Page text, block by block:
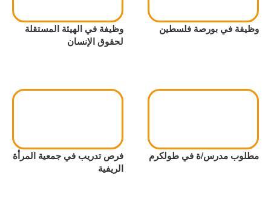
وظيفة في بورصة فلسطين
وظيفة في الهيئة المستقلة
لحقوق الإنسان
مطلوب مدرس/ة في طولكرم
فرص تدريب في جمعية المرأة
الريفية